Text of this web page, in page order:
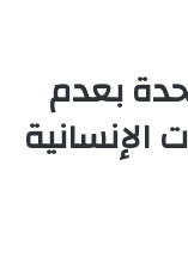
بعدم
الإنسانية